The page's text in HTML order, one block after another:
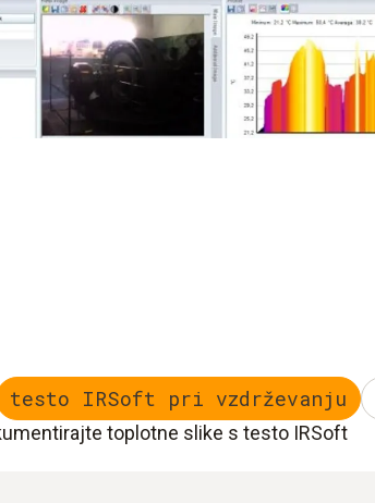
testo IRSoft pri vzdrževanju
toplotne slike s testo IRSoft